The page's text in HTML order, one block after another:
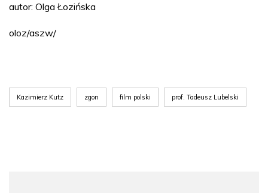
autor: Olga Łozińska
oloz/aszw/
Kazimierz Kutz zgon film polski prof. Tadeusz Lubelski